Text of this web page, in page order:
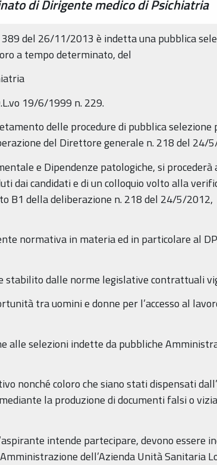
di Dirigente medico di Psichiatria
del 26/11/2013 è indetta una pubblica
a tempo determinato, del
19/6/1999 n. 229.
delle procedure di pubblica selezione
del Direttore generale n. 218 del 24/
e Dipendenze patologiche, si procederà
dai candidati e di un colloquio volto alla
B1 della deliberazione n. 218 del 24/5/2012,
normativa in materia ed in particolare al
stabilito dalle norme legislative contrattuali
tra uomini e donne per l’accesso al
alle selezioni indette da pubbliche
nonché coloro che siano stati dispensati
la produzione di documenti falsi o
intende partecipare, devono essere
dell’Azienda Unità Sanitaria